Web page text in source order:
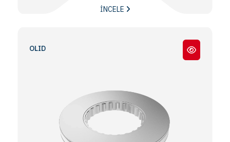
İNCELE
FH 12 / FH16 / FM -12